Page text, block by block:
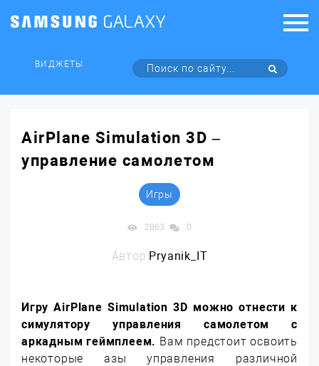
ВИДЖЕТЫ
AirPlane Simulation 3D –
управление самолетом
Игры
2863 0
Автор:Pryanik_IT
ИгруAirPlaneSimulation 3D можно отнести к
симулятору управления самолетом с
аркадным геймплеем. Вам предстоит освоить
некоторые азы управления различной